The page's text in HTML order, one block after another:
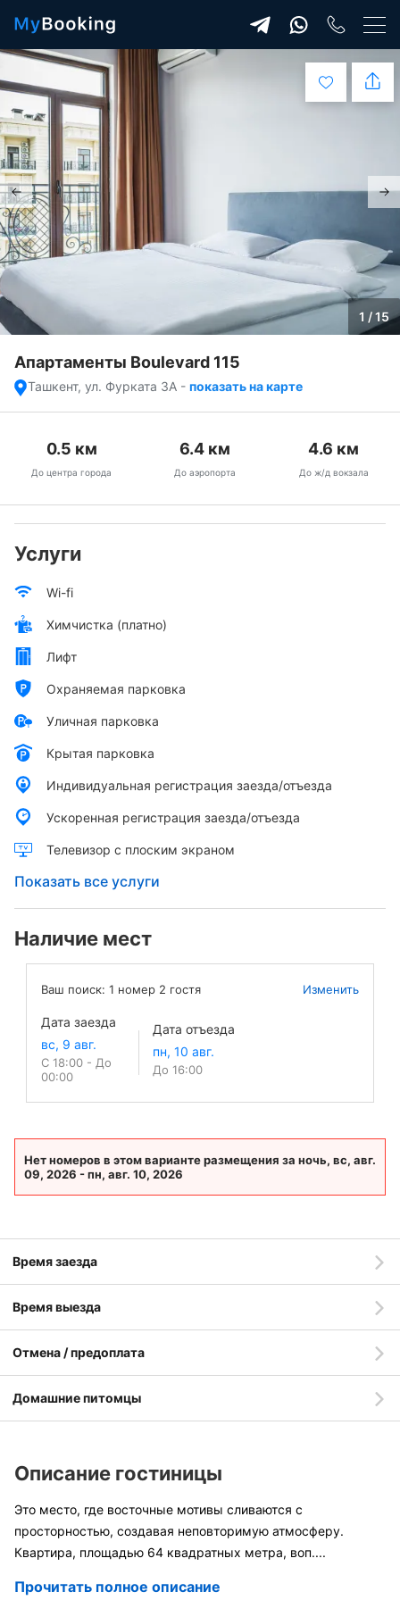
1 / 15
Апартаменты Boulevard 115
Ташкент, ул. Фурката 3А - показать на карте
0.5 км
До центра города
6.4 км
До аэропорта
4.6 км
До ж/д вокзала
Услуги
Wi-fi
Химчистка (платно)
Лифт
Охраняемая парковка
Уличная парковка
Крытая парковка
Индивидуальная регистрация заезда/отъезда
Ускоренная регистрация заезда/отъезда
Телевизор с плоским экраном
Показать все услуги
Наличие мест
Ваш поиск: 1 номер 2 гостя Изменить
Дата заезда
С 18:00 - До
00:00
Дата отъезда
До 16:00
Нет номеров в этом варианте размещения за ночь, вс, авг.
09, 2026 - пн, авг. 10, 2026
Время заезда
Время выезда
Отмена / предоплата
Домашние питомцы
Описание гостиницы
Это место, где восточные мотивы сливаются с
просторностью, создавая неповторимую атмосферу.
Квартира, площадью 64 квадратных метра, воп....
Прочитать полное описание